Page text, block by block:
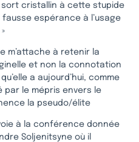
cristallin à cette stupide
fausse espérance à l’usage
m’attache à retenir la
et non la connotation
a aujourd’hui, comme
par le mépris envers le
la pseudo/élite
à la conférence donnée
Soljenitsyne où il